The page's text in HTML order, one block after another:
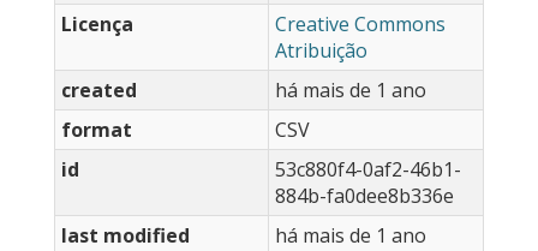
Licença
Creative Commons
Atribuição
created
há mais de 1 ano
format
CSV
id
53c880f4-0af2-46b1-
884b-fa0dee8b336e
last modified
há mais de 1 ano